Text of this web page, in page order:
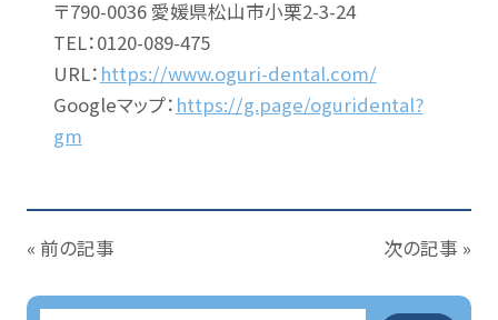
〒790-0036 愛媛県松山市小栗2-3-24
TEL：0120-089-475
URL： https://www.oguri-dental.com/
Googleマップ： https://g.page/oguridental?
gm
« 前の記事 次の記事 »